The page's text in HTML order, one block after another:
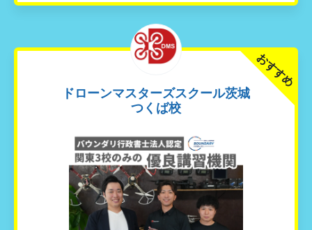
おすすめ
ドローンマスターズスクール茨城
つくば校